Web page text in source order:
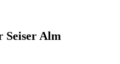
Seiser Alm